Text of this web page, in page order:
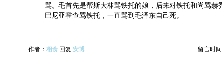
骂。毛首先是帮斯大林骂铁托的娘，后来对铁托和尚骂赫
巴尼亚霍查骂铁托，一直骂到毛泽东自己死。
作者： 相食 回复 安博 留言时间